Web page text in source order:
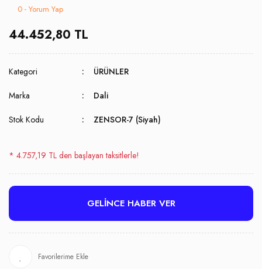
0 - Yorum Yap
44.452,80 TL
Kategori ÜRÜNLER
Marka Dali
Stok Kodu ZENSOR-7 (Siyah)
* 4.757,19 TL den başlayan taksitlerle!
GELİNCE HABER VER